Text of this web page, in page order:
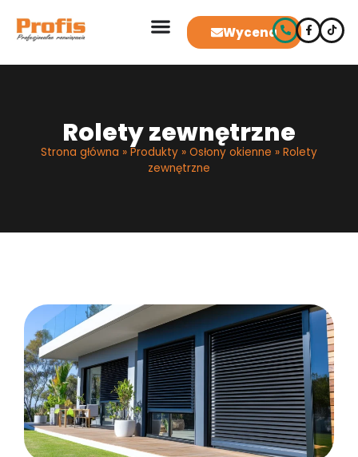
Wycena
Rolety zewnętrzne
Strona główna » Produkty » Osłony okienne » Rolety
zewnętrzne